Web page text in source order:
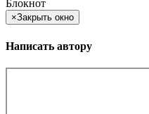
Блокнот
×Закрыть окно
Написать автору